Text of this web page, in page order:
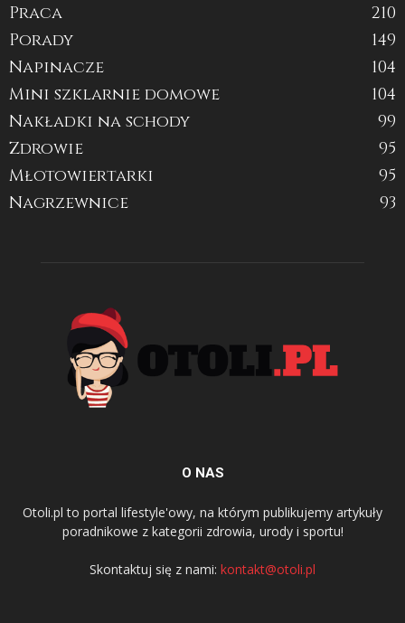
Praca
210
Porady
149
Napinacze
104
Mini szklarnie domowe
104
Nakładki na schody
99
Zdrowie
95
Młotowiertarki
95
Nagrzewnice
93
O NAS
Otoli.pl to portal lifestyle'owy, na którym publikujemy artykuły
poradnikowe z kategorii zdrowia, urody i sportu!
Skontaktuj się z nami: kontakt@otoli.pl